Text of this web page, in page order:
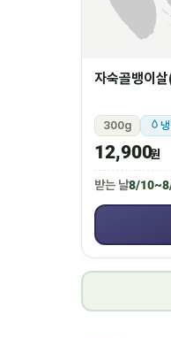
자숙골뱅이
300g
12,900원
받는 날8/